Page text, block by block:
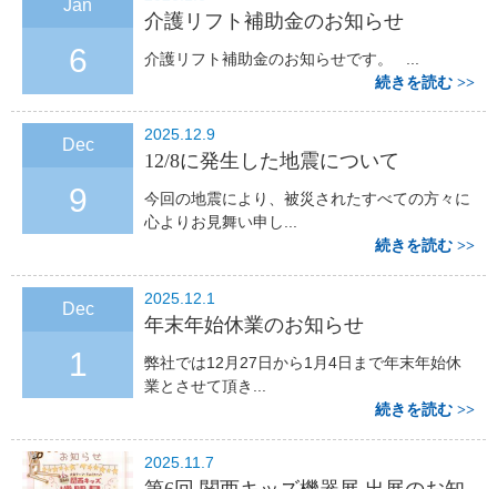
Jan
6
介護リフト補助金のお知らせ
介護リフト補助金のお知らせです。 ...
続きを読む
Dec
9
2025.12.9
12/8に発生した地震について
今回の地震により、被災されたすべての方々に
心よりお見舞い申し...
続きを読む
Dec
1
2025.12.1
年末年始休業のお知らせ
弊社では12月27日から1月4日まで年末年始休
業とさせて頂き...
続きを読む
2025.11.7